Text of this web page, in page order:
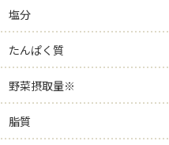
塩分
たんぱく質
野菜摂取量※
脂質